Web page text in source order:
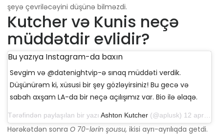
şeyə çevriləcəyini düşünə bilməzdi.
Kutcher və Kunis neçə
müddətdir evlidir?
Bu yazıya Instagram-da baxın
Sevgim və @datenightvip-ə sınaq müddəti verdik.
Düşünürəm ki, xüsusi bir şey gözləyirsiniz! Bu gecə və
sabah axşam LA-da bir neçə açılışımız var. Bio ilə əlaqə.
Tərəfindən paylaşılan bir yazı Ashton Kutcher (@aplusk) 12 aprel 2019-cu il, saat 14: 50-də PDT
Hərəkətdən sonra O 70-lərin şousu, ikisi ayrı-ayrılıqda getdi.